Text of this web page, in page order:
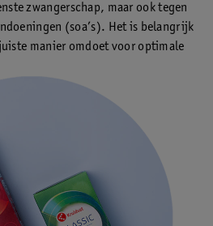
zwangerschap, maar ook tegen
(soa’s). Het is belangrijk
manier omdoet voor optimale